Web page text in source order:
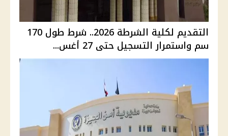
التقديم لكلية الشرطة 2026.. شرط طول 170
سم واستمرار التسجيل حتى 27 أغس...